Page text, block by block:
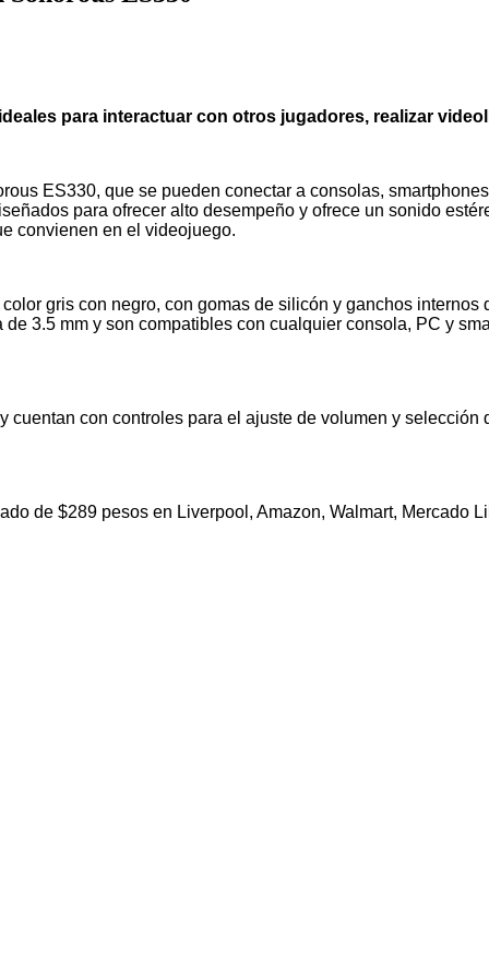
para interactuar con otros jugadores, realizar
ES330, que se pueden conectar a consolas,
para ofrecer alto desempeño y ofrece un sonido
convienen en el videojuego.
gris con negro, con gomas de silicón y ganchos internos
3.5 mm y son compatibles con cualquier consola, PC y
cuentan con controles para el ajuste de volumen y selección
de $289 pesos en Liverpool, Amazon, Walmart, Mercado